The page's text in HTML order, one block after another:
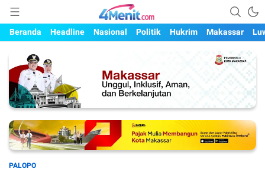
4menit.com
Mengungkap Kisah, Setiap Hari
Beranda
Headline Nasional Politik Hukrim Makassar
PALOPO